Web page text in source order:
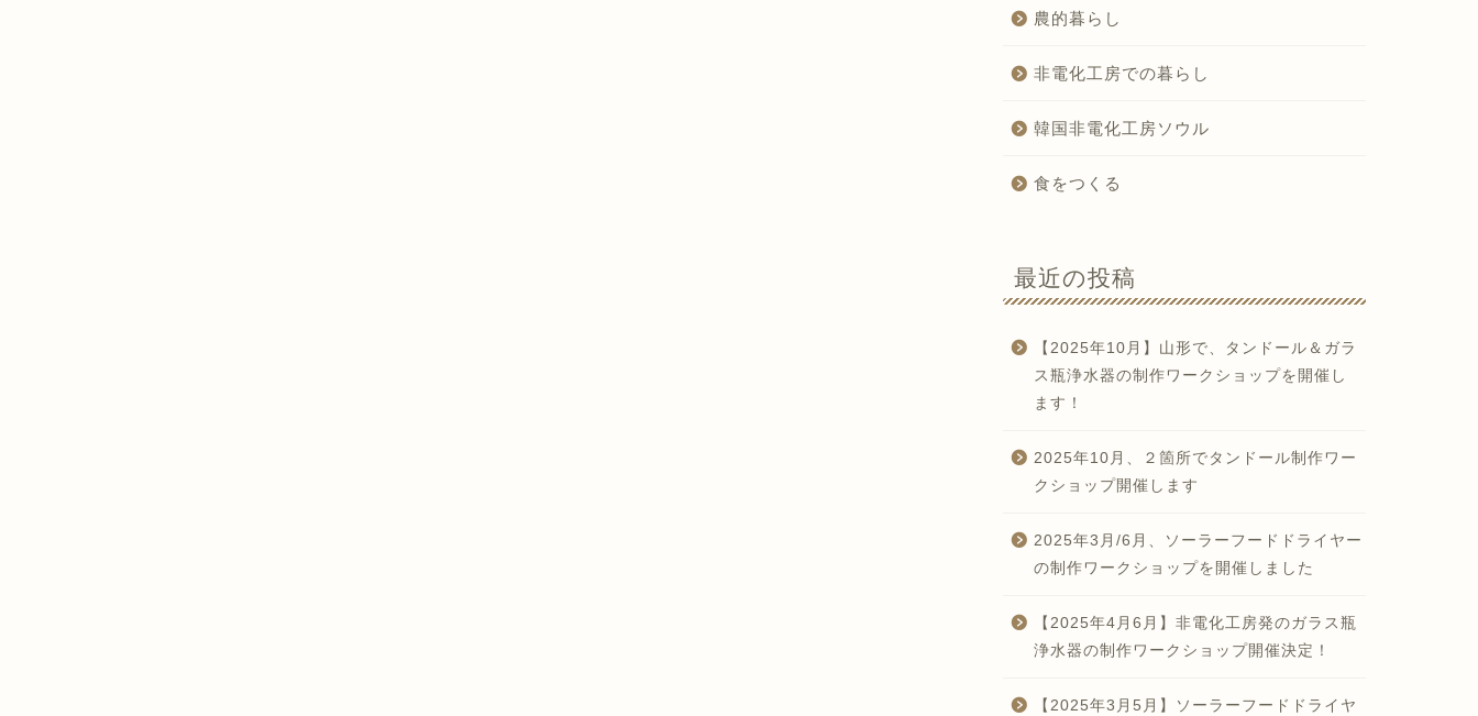
農的暮らし
非電化工房での暮らし
韓国非電化工房ソウル
食をつくる
最近の投稿
【2025年10月】山形で、タンドール＆ガラ
ス瓶浄水器の制作ワークショップを開催し
ます！
2025年10月、２箇所でタンドール制作ワー
クショップ開催します
2025年3月/6月、ソーラーフードドライヤー
の制作ワークショップを開催しました
【2025年4月6月】非電化工房発のガラス瓶
浄水器の制作ワークショップ開催決定！
【2025年3月5月】ソーラーフードドライヤ